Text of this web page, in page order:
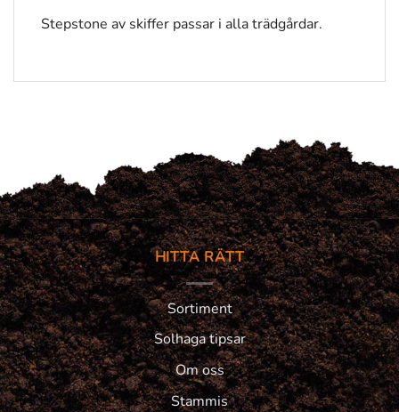
Stepstone av skiffer passar i alla trädgårdar.
HITTA RÄTT
Sortiment
Solhaga tipsar
Om oss
Stammis